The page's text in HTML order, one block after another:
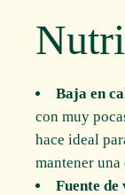
Baja en
con muy
hace ideal
mantener
Fuente